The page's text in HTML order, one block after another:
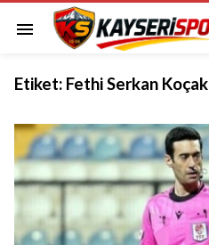
menu
Etiket: Fethi Serkan Koçak